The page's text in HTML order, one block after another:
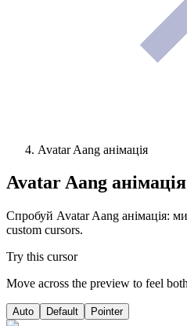
Avatar Aang анімація
Avatar Aang анімація
Спробуй Avatar Aang анімація:
custom cursors.
Try this cursor
Move across the preview to feel
Auto Default Pointer